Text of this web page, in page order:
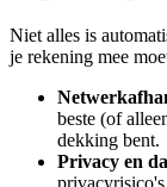
Niet alles is
je rekening mee
beste (of
dekking bent.
Privacy en